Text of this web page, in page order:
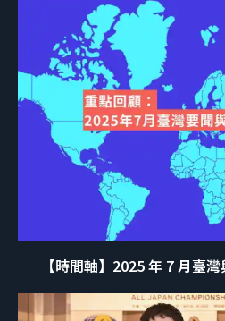
【時間軸】2025 年 7 月臺